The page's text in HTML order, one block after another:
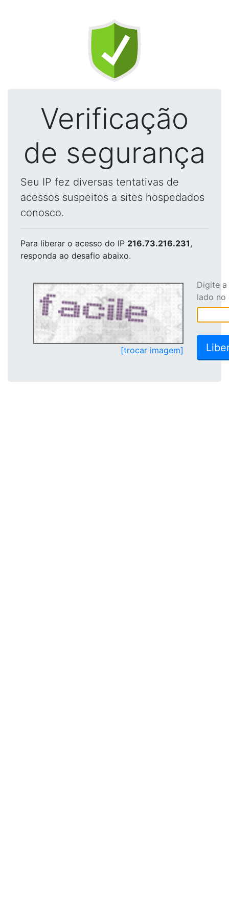
Verificação
de segurança
Seu IP fez diversas tentativas de
acessos suspeitos a sites hospedados
conosco.
Para liberar o acesso do IP 216.73.216.231,
responda ao desafio abaixo.
[trocar imagem]
Digite
lado no